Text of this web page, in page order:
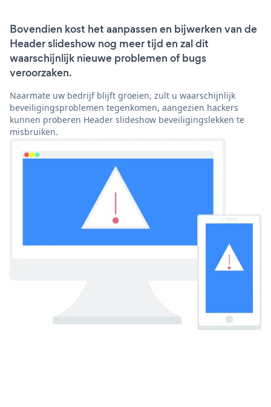
Bovendien kost het aanpassen en bijwerken van de
Header slideshow nog meer tijd en zal dit
waarschijnlijk nieuwe problemen of bugs
veroorzaken.
Naarmate uw bedrijf blijft groeien, zult u waarschijnlijk
beveiligingsproblemen tegenkomen, aangezien hackers
kunnen proberen Header slideshow beveiligingslekken te
misbruiken.